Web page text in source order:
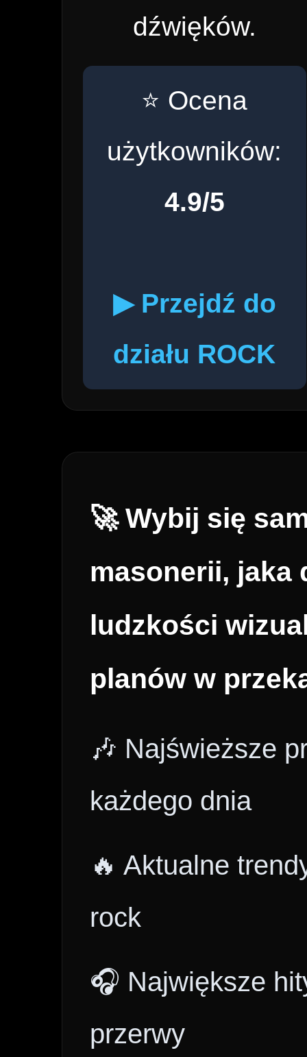
dźwięków.
⭐ Ocena
użytkowników:
4.9/5
▶ Przejdź do
działu ROCK
🚀 Wybij się
masonerii, jaka
ludzkości
planów w
🎶 Najświeższe
każdego dnia
🔥 Aktualne
rock
🎧 Największe
przerwy